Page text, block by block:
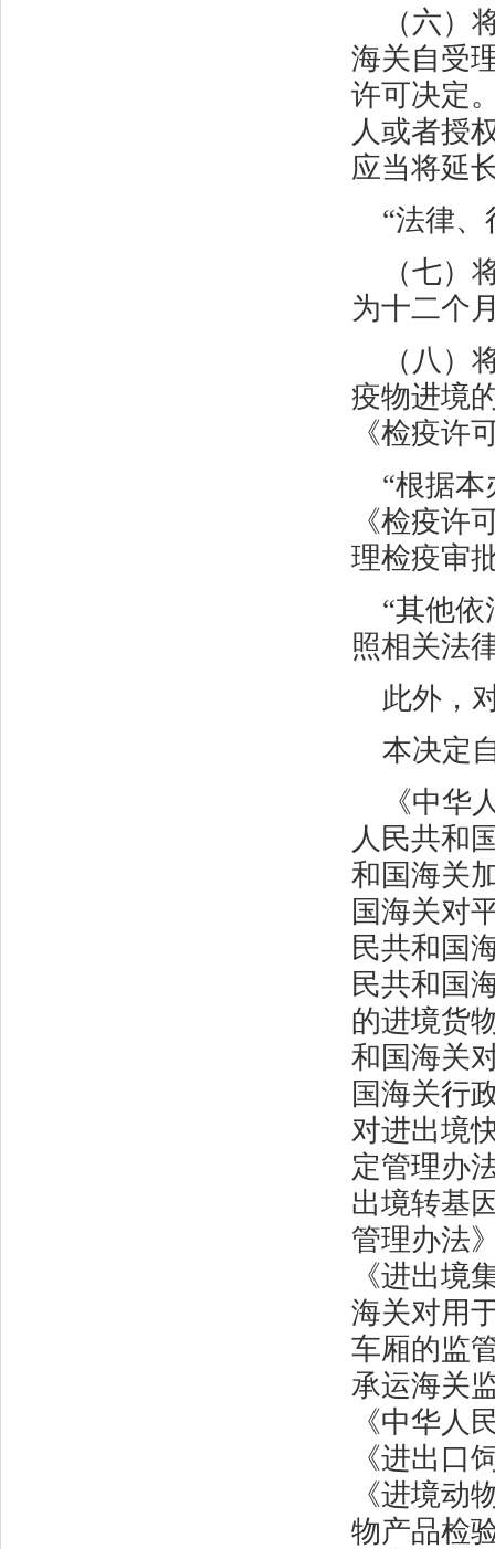
（六）
海关自受
许可决定
人或者授
应当将延
“法律
（七）
为十二个
（八）
疫物进境
《检疫许
“根据
《检疫许
理检疫审
“其他
照相关法
此外，
本决定
《中华
人民共和
和国海关
国海关对
民共和国
民共和国
的进境货
和国海关
国海关行
对进出境
定管理办
出境转基
管理办法
《进出境
海关对用
车厢的监
承运海关
《中华人
《进出口
《进境动
物产品检